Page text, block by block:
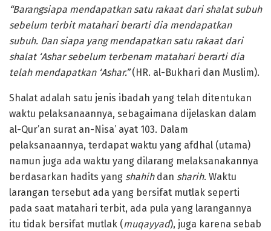
“Barangsiapa mendapatkan satu rakaat dari shalat subuh
sebelum terbit matahari berarti dia mendapatkan
subuh. Dan siapa yang mendapatkan satu rakaat dari
shalat ‘Ashar sebelum terbenam matahari berarti dia
telah mendapatkan ‘Ashar.”(HR. al-Bukhari dan Muslim).
Shalat adalah satu jenis ibadah yang telah ditentukan
waktu pelaksanaannya, sebagaimana dijelaskan dalam
al-Qur’an surat an-Nisa’ ayat 103. Dalam
pelaksanaannya, terdapat waktu yang afdhal (utama)
namun juga ada waktu yang dilarang melaksanakannya
berdasarkan hadits yang shahihdan sharih. Waktu
larangan tersebut ada yang bersifat mutlak seperti
pada saat matahari terbit, ada pula yang larangannya
itu tidak bersifat mutlak (muqayyad), juga karena sebab